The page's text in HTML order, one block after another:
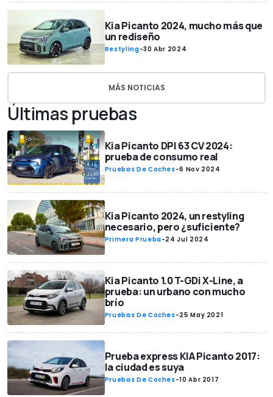
Kia Picanto 2024, mucho más que
un rediseño
Restyling-30 Abr 2024
MÁS NOTICIAS
Últimas pruebas
Kia Picanto DPI 63 CV 2024:
prueba de consumo real
Pruebas De Coches-6 Nov 2024
Kia Picanto 2024, un restyling
necesario, pero ¿suficiente?
Primera Prueba-24 Jul 2024
Kia Picanto 1.0 T-GDi X-Line, a
prueba: un urbano con mucho
brío
Pruebas De Coches-25 May 2021
Prueba express KIA Picanto 2017:
la ciudad es suya
Pruebas De Coches-10 Abr 2017